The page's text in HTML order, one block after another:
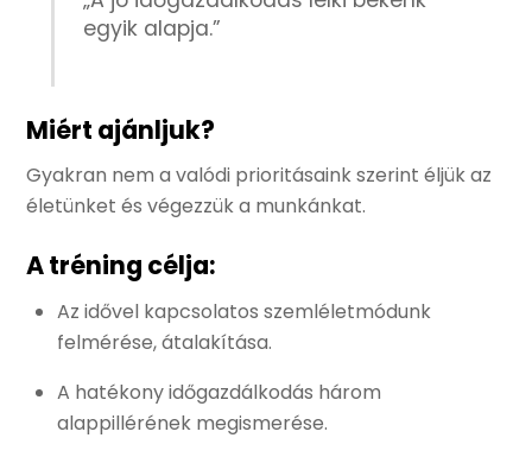
egyik alapja.”
Miért ajánljuk?
Gyakran nem a valódi prioritásaink szerint éljük az
életünket és végezzük a munkánkat.
A tréning célja:
Az idővel kapcsolatos szemléletmódunk
felmérése, átalakítása.
A hatékony időgazdálkodás három
alappillérének megismerése.